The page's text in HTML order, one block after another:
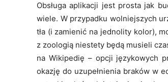
Obsługa aplikacji jest prosta jak
wiele. W przypadku wolniejszych
tła (i zamienić na jednolity kolor),
z zoologią niestety będą musieli
na Wikipedię – opcji językowych
okazję do uzupełnienia braków w